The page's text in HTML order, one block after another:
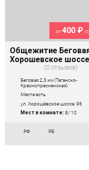
от400 ₽/
Общежитие
Хорошевское шоссе
0 отзывов
Беговая 2,3 км (Таганско-
Краснопресненская)
Места есть
ул. Хорошёвское шоссе, 96
Мест в комнате: 8/ 10
РФ РБ